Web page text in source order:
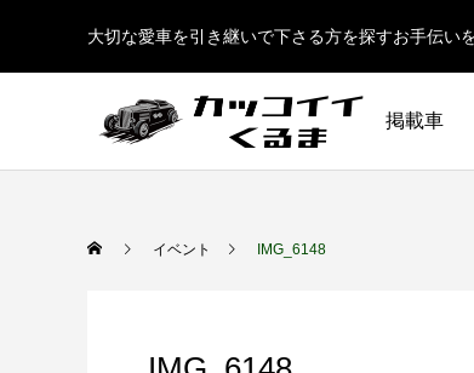
大切な愛車を引き継いで下さる方を探すお手伝い
掲載車
イベント IMG_6148